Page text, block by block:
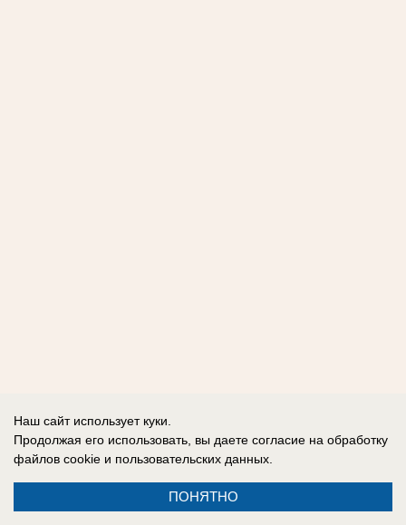
Наш сайт использует куки.
Продолжая его использовать, вы даете согласие на обработку
файлов cookie и пользовательских данных.
ПОНЯТНО